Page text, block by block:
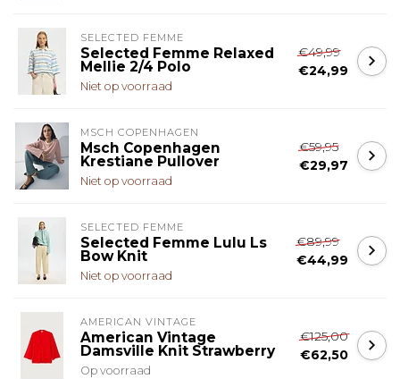
SELECTED FEMME
Selected Femme Relaxed
Mellie 2/4 Polo
Niet op voorraad
€49,99
€24,99
MSCH COPENHAGEN
Msch Copenhagen
Krestiane Pullover
Niet op voorraad
€59,95
€29,97
SELECTED FEMME
Selected Femme Lulu Ls
Bow Knit
Niet op voorraad
€89,99
€44,99
AMERICAN VINTAGE
American Vintage
Damsville Knit Strawberry
Op voorraad
€125,00
€62,50